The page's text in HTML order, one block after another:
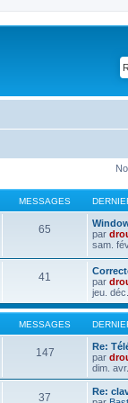
MESSAGES
65
par
sam.
41
par
jeu.
MESSAGES
147
Re:
par
dim.
37
Re: